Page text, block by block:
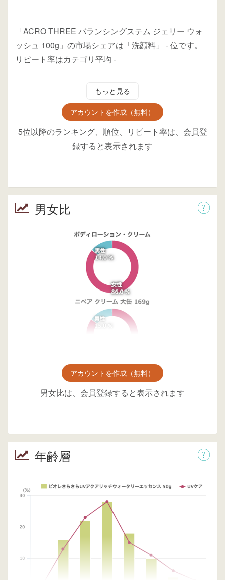
「ACRO THREE バランシングステム ジェリー ウォ
ッシュ 100g」の市場シェアは「洗顔料」 -位です。
リピート率はカテゴリ平均 -
もっと見る
アカウントを作成（無料）
5位以降のランキング、順位、リピート率は、会員登
録すると表示されます
男女比
アカウントを作成（無料）
男女比は、会員登録すると表示されます
年齢層